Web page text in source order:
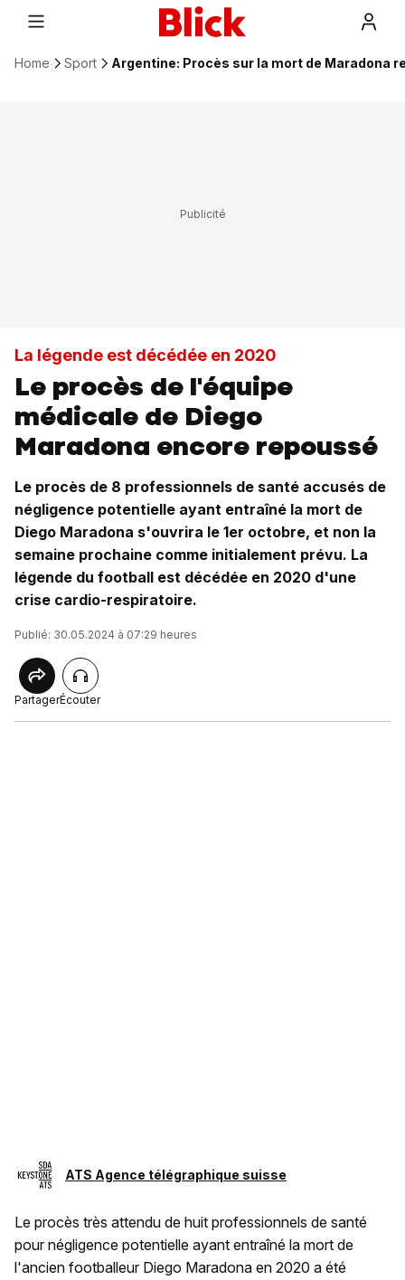
Home Sport Argentine: Procès sur la mort de Maradona
La légende est décédée en 2020
Le procès de l'équipe
médicale de Diego
Maradona encore repoussé
Le procès de 8 professionnels de santé accusés de
négligence potentielle ayant entraîné la mort de
Diego Maradona s'ouvrira le 1er octobre, et non la
semaine prochaine comme initialement prévu. La
légende du football est décédée en 2020 d'une
crise cardio-respiratoire.
Publié: 30.05.2024 à 07:29 heures
PartagerÉcouter
ATS Agence télégraphique suisse
Le procès très attendu de huit professionnels de santé
pour négligence potentielle ayant entraîné la mort de
l'ancien footballeur Diego Maradona en 2020 a été